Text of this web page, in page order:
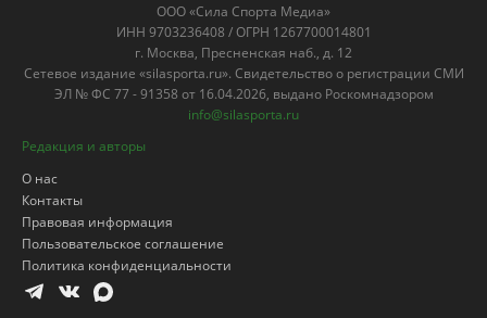
ООО «Сила Спорта Медиа»
ИНН 9703236408 / ОГРН 1267700014801
г. Москва, Пресненская наб., д. 12
Сетевое издание «silasporta.ru». Свидетельство о регистрации СМИ
ЭЛ № ФС 77 - 91358 от 16.04.2026, выдано Роскомнадзором
info@silasporta.ru
Редакция и авторы
О нас
Контакты
Правовая информация
Пользовательское соглашение
Политика конфиденциальности